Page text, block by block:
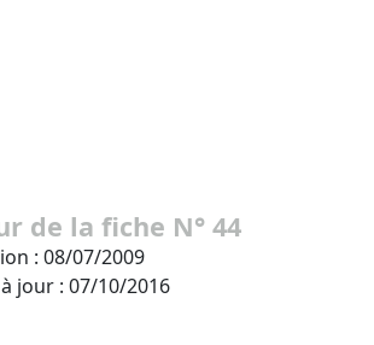
de la fiche N° 44
: 08/07/2009
jour : 07/10/2016